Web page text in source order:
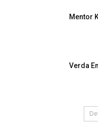
Mentor
Verda